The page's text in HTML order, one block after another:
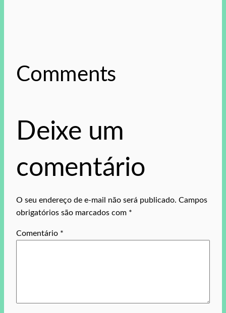
Comments
Deixe um
comentário
O seu endereço de e-mail não será publicado. Campos
obrigatórios são marcados com *
Comentário *